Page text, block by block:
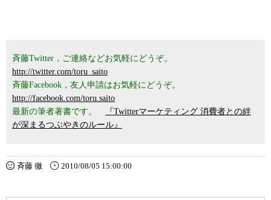
斉藤Twitter，ご連絡などお気軽にどうぞ。
http://twitter.com/toru_saito
斉藤Facebook，友人申請はお気軽にどうぞ。
http://facebook.com/toru.saito
最新の筆者著書です。
『Twitterマーケティング 消費者との絆
が深まるつぶやきのルール』
斉藤 徹 2010/08/05 15:00:00